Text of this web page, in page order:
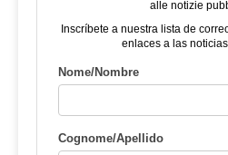
alle notizie
Inscríbete a nuestra lista de
enlaces a las
Nome/Nombre
Cognome/Apellido